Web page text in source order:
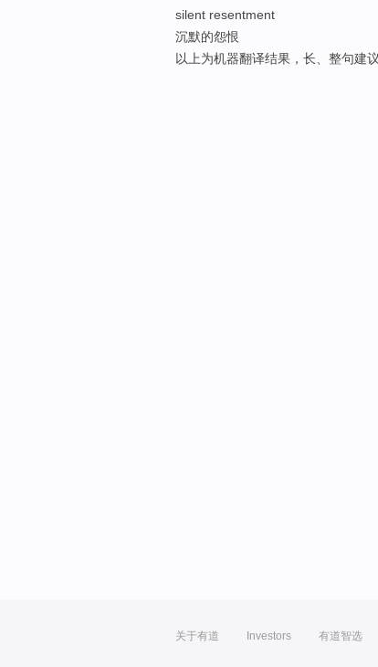
silent resentment
沉默的怨恨
以上为机器翻译结果，长、整句建
关于有道 Investors 有道智选